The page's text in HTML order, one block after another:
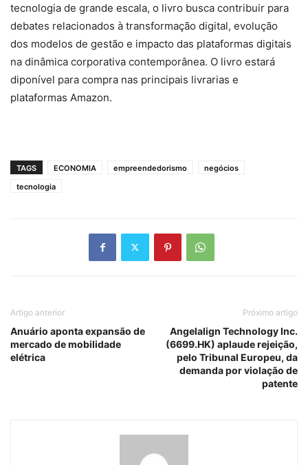
tecnologia de grande escala, o livro busca contribuir para
debates relacionados à transformação digital, evolução
dos modelos de gestão e impacto das plataformas digitais
na dinâmica corporativa contemporânea. O livro estará
diponível para compra nas principais livrarias e
plataformas Amazon.
TAGS ECONOMIA empreendedorismo
negócios
tecnologia
Artigo anterior
Anuário aponta expansão de
mercado de mobilidade
elétrica
Próximo artigo
Angelalign Technology Inc.
(6699.HK) aplaude rejeição,
pelo Tribunal Europeu, da
demanda por violação de
patente